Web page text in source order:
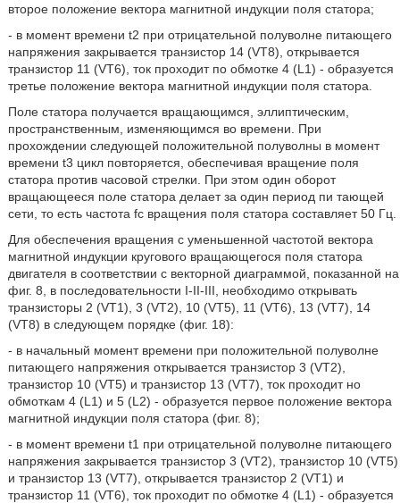
второе положение вектора магнитной индукции поля статора;
- в момент времени t2 при отрицательной полуволне питающего
напряжения закрывается транзистор 14 (VT8), открывается
транзистор 11 (VT6), ток проходит по обмотке 4 (L1) - образуется
третье положение вектора магнитной индукции поля статора.
Поле статора получается вращающимся, эллиптическим,
пространственным, изменяющимся во времени. При
прохождении следующей положительной полуволны в момент
времени t3 цикл повторяется, обеспечивая вращение поля
статора против часовой стрелки. При этом один оборот
вращающееся поле статора делает за один период пи тающей
сети, то есть частота fc вращения поля статора составляет 50 Гц.
Для обеспечения вращения с уменьшенной частотой вектора
магнитной индукции кругового вращающегося поля статора
двигателя в соответствии с векторной диаграммой, показанной на
фиг. 8, в последовательности I-II-III, необходимо открывать
транзисторы 2 (VT1), 3 (VT2), 10 (VT5), 11 (VT6), 13 (VT7), 14
(VT8) в следующем порядке (фиг. 18):
- в начальный момент времени при положительной полуволне
питающего напряжения открывается транзистор 3 (VT2),
транзистор 10 (VT5) и транзистор 13 (VT7), ток проходит но
обмоткам 4 (L1) и 5 (L2) - образуется первое положение вектора
магнитной индукции поля статора (фиг. 8);
- в момент времени t1 при отрицательной полуволне питающего
напряжения закрывается транзистор 3 (VT2), транзистор 10 (VT5)
и транзистор 13 (VT7), открывается транзистор 2 (VT1) и
транзистор 11 (VT6), ток проходит по обмотке 4 (L1) - образуется